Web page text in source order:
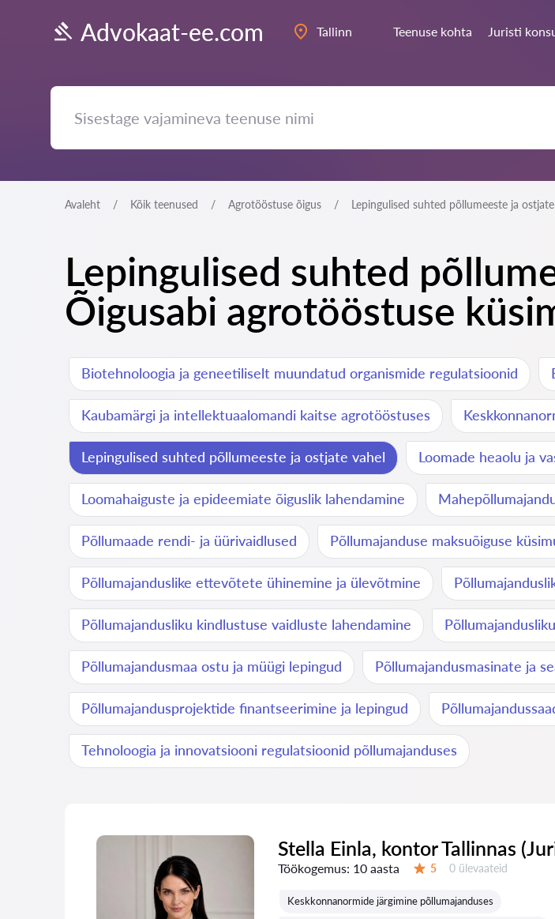
Advokaat-ee.com Tallinn Teenuse kohta Juristi
Avaleht Kõik teenused Agrotööstuse õigus Lepingulised suhted põllumeeste ja
Lepingulised suhted
Õigusabi agrotööstuse
Biotehnoloogia ja geneetiliselt muundatud organismide regulatsioonid
Kaubamärgi ja intellektuaalomandi kaitse agrotööstuses
Lepingulised suhted põllumeeste ja ostjate vahel Loomade heaolu ja
Loomahaiguste ja epideemiate õiguslik lahendamine
Põllumaade rendi- ja üürivaidlused Põllumajanduse maksuõiguse
Põllumajanduslike ettevõtete ühinemine ja ülevõtmine
Põllumajandusliku kindlustuse vaidluste lahendamine
Põllumajandusmaa ostu ja müügi lepingud Põllumajandusmasinate ja
Põllumajandusprojektide finantseerimine ja lepingud
Tehnoloogia ja innovatsiooni regulatsioonid põllumajanduses
Stella Einla, kontor Tallinnas
Töökogemus: 10 aasta 5 Ülevaateid:
0 ülevaateid
Keskkonnanormide järgimine põllumajanduses